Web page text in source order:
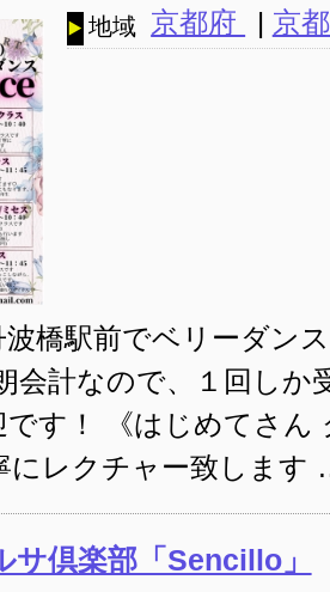
地域 京都府 | 京
波橋駅前でベリーダン
会計なので、１回し
です！ 《はじめてさ
にレクチャー致しま
サ倶楽部「Sencillo」